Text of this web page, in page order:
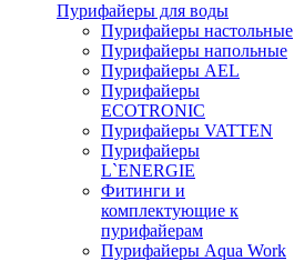
Пурифайеры для воды
Пурифайеры настольные
Пурифайеры напольные
Пурифайеры AEL
Пурифайеры
ECOTRONIC
Пурифайеры VATTEN
Пурифайеры
L`ENERGIE
Фитинги и
комплектующие к
пурифайерам
Пурифайеры Aqua Work